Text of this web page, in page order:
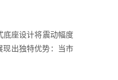
底座设计将震动幅度
现出独特优势：当市